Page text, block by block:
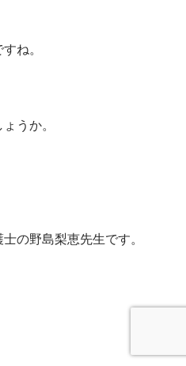
ね。
うか。
の野島梨恵先生です。